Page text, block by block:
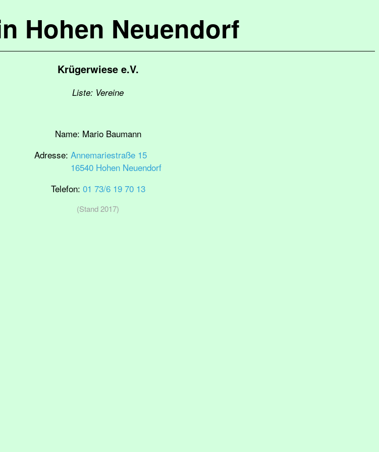
Hohen Neuendorf
Krügerwiese e.V.
Liste: Vereine
Name: Mario Baumann
Adresse: Annemariestraße 15
16540 Hohen Neuendorf
Telefon: 01 73/6 19 70 13
(Stand 2017)